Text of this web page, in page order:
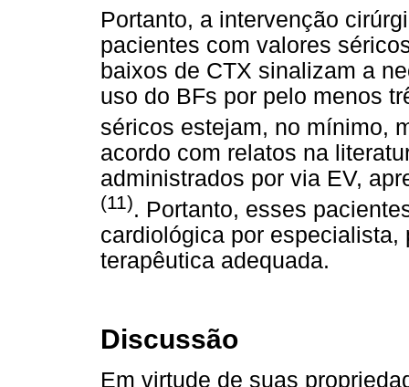
Portanto, a intervenção
pacientes com valores
baixos de CTX sinalizam a
uso do BFs por pelo menos
séricos estejam, no mínimo,
acordo com relatos na
administrados por via EV,
(11). Portanto, esses
cardiológica por
terapêutica adequada.
Discussão
Em virtude de suas